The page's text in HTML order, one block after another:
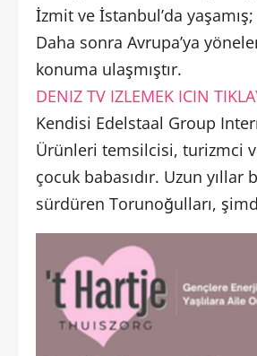
İzmit ve İstanbul’da
Daha sonra Avrupa’ya
konuma ulaşmıştır.
DENIZ TV IZLEMEK ICIN
Kendisi Edelstaal Group
Ürünleri temsilcisi, turizmci
çocuk babasıdır. Uzun
sürdüren Torunoğulları,